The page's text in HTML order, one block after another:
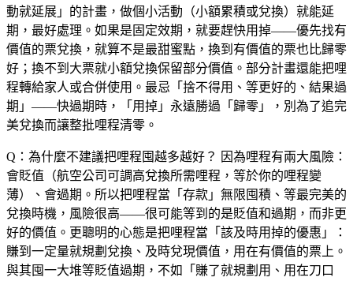
動就延展」的計畫，做個小活動（小額累積或兌換）就能延
期，最好處理。如果是固定效期，就要趕快用掉——優先找有
價值的票兌換，就算不是最甜蜜點，換到有價值的票也比歸零
好；換不到大票就小額兌換保留部分價值。部分計畫還能把哩
程轉給家人或合併使用。最忌「捨不得用、等更好的、結果過
期」——快過期時，「用掉」永遠勝過「歸零」，別為了追完
美兌換而讓整批哩程清零。
Q：為什麼不建議把哩程囤越多越好？
因為哩程有兩大風險：
會貶值（航空公司可調高兌換所需哩程，等於你的哩程變
薄）、會過期。所以把哩程當「存款」無限囤積、等最完美的
兌換時機，風險很高——很可能等到的是貶值和過期，而非更
好的價值。更聰明的心態是把哩程當「該及時用掉的優惠」：
賺到一定量就規劃兌換、及時兌現價值，用在有價值的票上。
與其囤一大堆等貶值過期，不如「賺了就規劃用、用在刀口